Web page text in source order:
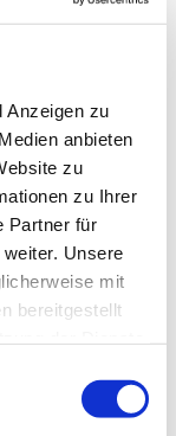
Anzeigen zu
anbieten
zu
zu Ihrer
Partner für
Unsere
mit
bereitgestellt